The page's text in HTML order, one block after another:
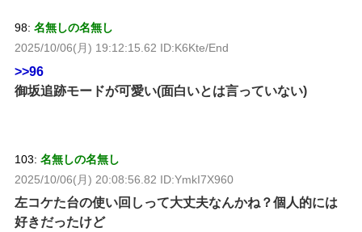
98: 名無しの名無し
2025/10/06(月) 19:12:15.62 ID:K6Kte/End
>>96
御坂追跡モードが可愛い(面白いとは言っていない)
103: 名無しの名無し
2025/10/06(月) 20:08:56.82 ID:YmkI7X960
左コケた台の使い回しって大丈夫なんかね？個人的には
好きだったけど